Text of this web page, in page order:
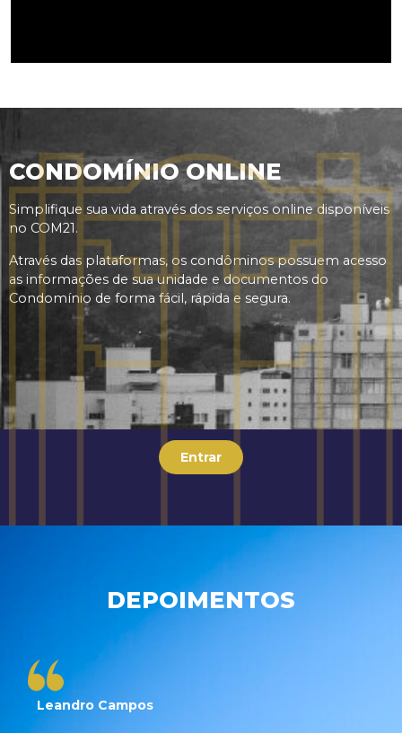
CONDOMÍNIO ONLINE
Simplifique sua vida através dos serviços online disponíveis
no COM21.
Através das plataformas, os condôminos possuem acesso
as informações de sua unidade e documentos do
Condomínio de forma fácil, rápida e segura.
Entrar
DEPOIMENTOS
Leandro Campos